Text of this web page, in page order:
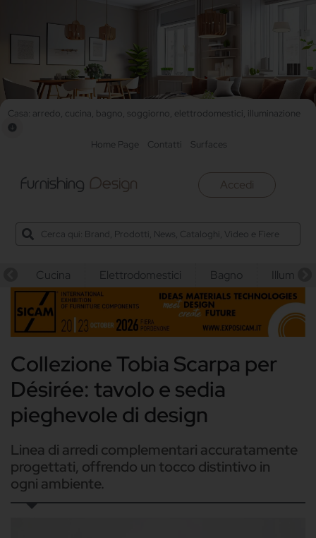
Casa: arredo, cucina, bagno, soggiorno, elettrodomestici, illuminazione
Home Page Contatti Surfaces
Accedi
Cucina Elettrodomestici Bagno
Collezione Tobia Scarpa per
Désirée: tavolo e sedia
pieghevole di design
Linea di arredi complementari accuratamente
progettati, offrendo un tocco distintivo in
ogni ambiente.